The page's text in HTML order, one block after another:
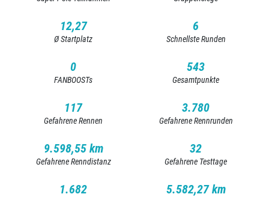
12,27
Ø Startplatz
6
Schnellste Runden
0
FANBOOSTs
543
Gesamtpunkte
117
Gefahrene Rennen
3.780
Gefahrene Rennrunden
9.598,55 km
Gefahrene Renndistanz
32
Gefahrene Testtage
1.682 5.582,27 km